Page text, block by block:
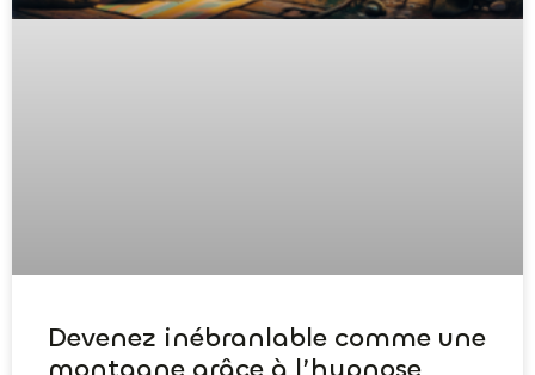
Devenez inébranlable comme une